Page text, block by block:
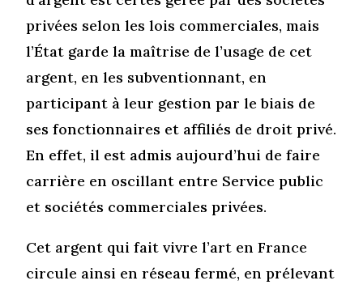
privées selon les lois commerciales, mais
l’État garde la maîtrise de l’usage de cet
argent, en les subventionnant, en
participant à leur gestion par le biais de
ses fonctionnaires et affiliés de droit privé.
En effet, il est admis aujourd’hui de faire
carrière en oscillant entre Service public
et sociétés commerciales privées.
Cet argent qui fait vivre l’art en France
circule ainsi en réseau fermé, en prélevant